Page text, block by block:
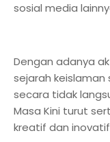
sosial media
Dengan adanya
sejarah keislaman
secara tidak
Masa Kini turut
kreatif dan